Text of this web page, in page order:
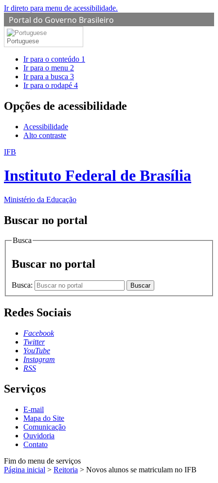
Ir direto para menu de acessibilidade.
Portal do Governo Brasileiro
Portuguese
Ir para o conteúdo 1
Ir para o menu 2
Ir para a busca 3
Ir para o rodapé 4
Opções de acessibilidade
Acessibilidade
Alto contraste
IFB
Instituto Federal de Brasília
Ministério da Educação
Buscar no portal
Busca
Buscar no portal
Busca: Buscar
Redes Sociais
Facebook
Twitter
YouTube
Instagram
RSS
Serviços
E-mail
Mapa do Site
Comunicação
Ouvidoria
Contato
Fim do menu de serviços
Página inicial > Reitoria > Novos alunos se matriculam no IFB